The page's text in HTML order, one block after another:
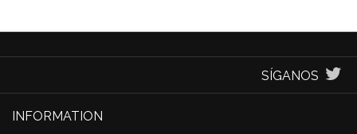
SÍGANOS
INFORMATION